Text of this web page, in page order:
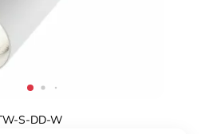
S-DD-W